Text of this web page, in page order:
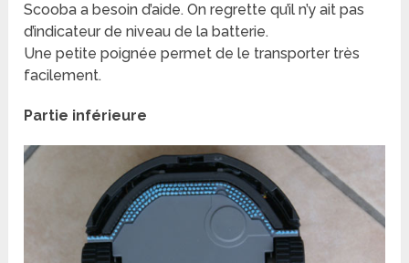
Scooba a besoin d’aide. On regrette qu’il n’y ait pas
d’indicateur de niveau de la batterie.
Une petite poignée permet de le transporter très
facilement.
Partie inférieure